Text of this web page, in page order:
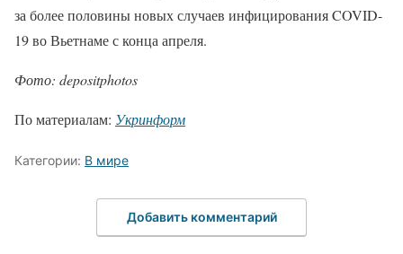
за более половины новых случаев инфицирования COVID-
19 во Вьетнаме с конца апреля.
Фото: depositphotos
По материалам: Укринформ
Категории: В мире
Добавить комментарий